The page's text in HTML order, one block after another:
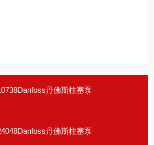
丹佛斯柱塞泵
丹佛斯柱塞泵